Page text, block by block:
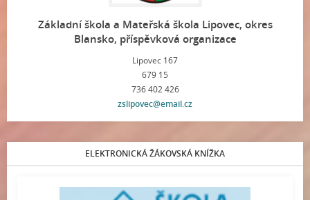
Základní škola a Mateřská škola Lipovec, okres
Blansko, příspěvková organizace
Lipovec 167
679 15
736 402 426
zslipovec@email.cz
ELEKTRONICKÁ ŽÁKOVSKÁ KNÍŽKA